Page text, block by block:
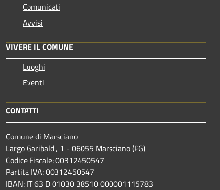
Comunicati
Avvisi
VIVERE IL COMUNE
Luoghi
Eventi
CONTATTI
Comune di Marsciano
Largo Garibaldi, 1 - 06055 Marsciano (PG)
Codice Fiscale: 00312450547
Partita IVA: 00312450547
IBAN: IT 63 D 01030 38510 000001115783